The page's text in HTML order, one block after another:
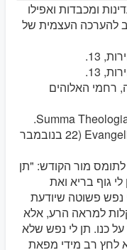
ומכבדות ואפילו
להערכה העצמית של
רחמי האלוהים
[110] פרנציסקוס, איגרת Evangelii Gaudium (22 בנובמבר
לתומס מור הקודש: "תן
לי גוף בריא ואת
נפש פשוטה שיודעת
למראה הרע, אלא
כנו. תן לי נפש שלא
לחץ רב מידי מפאת